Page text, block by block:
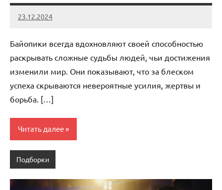
23.12.2024
admin
Нет
Байопики всегда вдохновляют своей способностью
раскрывать сложные судьбы людей, чьи достижения
изменили мир. Они показывают, что за блеском
успеха скрываются невероятные усилия, жертвы и
борьба. […]
Читать далее
Подборки